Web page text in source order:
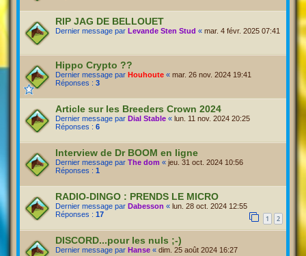
RIP JAG DE BELLOUET
Dernier message par Levande Sten Stud « mar. 4 févr. 2025 07:41
Hippo Crypto ??
Dernier message par Houhoute « mar. 26 nov. 2024 19:41
Réponses : 3
Article sur les Breeders Crown 2024
Dernier message par Dial Stable « lun. 11 nov. 2024 20:25
Réponses : 6
Interview de Dr BOOM en ligne
Dernier message par The dom « jeu. 31 oct. 2024 10:56
Réponses : 1
RADIO-DINGO : PRENDS LE MICRO
Dernier message par Dabesson « lun. 28 oct. 2024 12:55
Réponses : 17 1 2
DISCORD...pour les nuls ;-)
Dernier message par Hanse « dim. 25 août 2024 16:27